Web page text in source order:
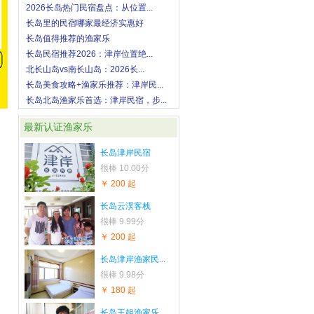
2026长岛热门民宿盘点：从位置...
长岛里的民宿哪家最经济实惠好
长岛值得推荐的渔家乐
长岛民宿推荐2026：津岸位置绝...
北长山岛vs南长山岛：2026长...
长岛美食攻略+渔家乐推荐：津岸民...
长岛北岛渔家乐首选：津岸民宿，步...
最新认证渔家乐
长岛津岸民宿
很棒 10.00分
￥ 200 起
长岛云淏客栈
很棒 9.99分
￥ 200 起
长岛津岸渔家民...
很棒 9.98分
￥ 180 起